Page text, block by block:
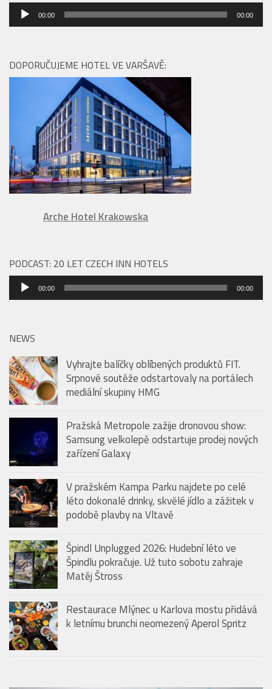
Audio
přehrávač
00:00 00:00
DOPORUČUJEME HOTEL VE VARŠAVĚ:
Arche Hotel Krakowska
PODCAST: 20 LET CZECH INN HOTELS
Audio
přehrávač
00:00 00:00
NEWS
Vyhrajte balíčky oblíbených produktů FIT.
Srpnové soutěže odstartovaly na portálech
mediální skupiny HMG
Pražská Metropole zažije dronovou show:
Samsung velkolepě odstartuje prodej nových
zařízení Galaxy
V pražském Kampa Parku najdete po celé
léto dokonalé drinky, skvělé jídlo a zážitek v
podobě plavby na Vltavě
Špindl Unplugged 2026: Hudební léto ve
Špindlu pokračuje. Už tuto sobotu zahraje
Matěj Štross
Restaurace Mlýnec u Karlova mostu přidává
k letnímu brunchi neomezený Aperol Spritz